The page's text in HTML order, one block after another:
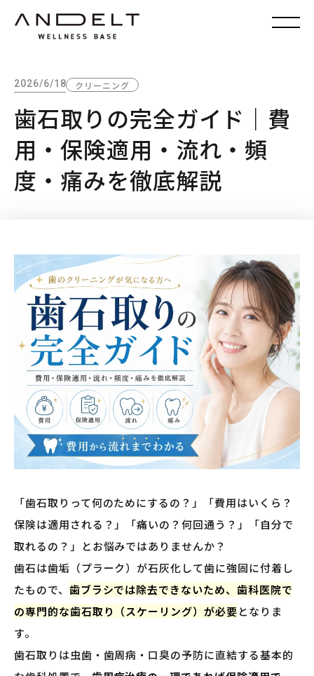
2026/6/18 クリーニング
歯石取りの完全ガイド｜費
用・保険適用・流れ・頻
度・痛みを徹底解説
「歯石取りって何のためにするの？」「費用はいくら？
保険は適用される？」「痛いの？何回通う？」「自分で
取れるの？」とお悩みではありませんか？
歯石は歯垢（プラーク）が石灰化して歯に強固に付着し
たもので、 歯ブラシでは除去できないため、歯科医院で
の専門的な歯石取り（スケーリング）が必要となりま
す。
歯石取りは虫歯・歯周病・口臭の予防に直結する基本的